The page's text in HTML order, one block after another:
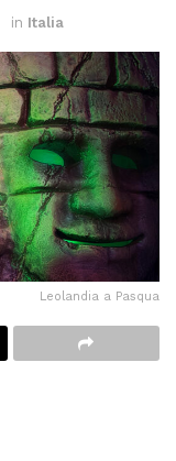
in Italia
Leolandia a Pasqua